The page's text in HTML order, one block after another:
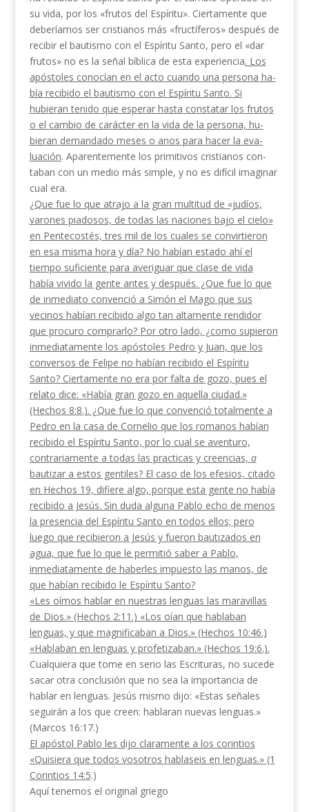
su vida, por los «frutos del Espíritu». Ciertamente que
deberíamos ser cristianos más «fructíferos» después de
re­cibir el bautismo con el Espíritu Santo, pero el «dar
frutos» no es la señal bíblica de esta experiencia. Los
apóstoles conocían en el acto cuando una persona ha­
bía recibido el bautismo con el Espíritu Santo. Si
hubieran tenido que esperar hasta constatar los frutos
o el cambio de carácter en la vida de la persona, hu­
bieran demandado meses o anos para hacer la eva­
luación. Aparentemente los primitivos cristianos con­
taban con un medio más simple, y no es difícil ima­ginar
cual era.
¿Que fue lo que atrajo a la gran multitud de «judíos,
varones piadosos, de todas las naciones bajo el cielo»
en Pentecostés, tres mil de los cuales se con­virtieron
en esa misma hora y día? No habían estado ahí el
tiempo suficiente para averiguar que clase de vida
había vivido la gente antes y después. ¿Que fue lo que
de inmediato convenció a Simón el Mago que sus
vecinos habían recibido algo tan altamente ren­didor
que procuro comprarlo? Por otro lado, ¿como supieron
inmediatamente los apóstoles Pedro y Juan, que los
conversos de Felipe no habían recibido el Espíritu
Santo? Ciertamente no era por falta de gozo, pues el
relato dice: «Había gran gozo en aquella ciu­dad.»
(Hechos 8:8.). ¿Que fue lo que convenció to­talmente a
Pedro en la casa de Cornelio que los roma­nos habían
recibido el Espíritu Santo, por lo cual se aventuro,
contrariamente a todas las practicas y creencias, a
bautizar a estos gentiles? El caso de los efesios, citado
en Hechos 19, difiere algo, porque esta gente no había
recibido a Jesús. Sin duda alguna Pablo echo de menos
la presencia del Espíritu Santo en todos ellos; pero
luego que recibieron a Jesús y fueron bautizados en
agua, que fue lo que le permitió saber a Pablo,
inmediatamente de haberles im­puesto las manos, de
que habían recibido le Espíritu Santo?
«Les oímos hablar en nuestras lenguas las mara­villas
de Dios.» (Hechos 2:11.) «Los oían que habla­ban
lenguas, y que magnificaban a Dios.» (Hechos 10:46.)
«Hablaban en lenguas y profetizaban.» (He­chos 19:6.).
Cualquiera que tome en serio las Escrituras, no sucede
sacar otra conclusión que no sea la importan­cia de
hablar en lenguas. Jesús mismo dijo: «Estas señales
seguirán a los que creen: hablaran nue­vas lenguas.»
(Marcos 16:17.)
El apóstol Pablo les dijo claramente a los corintios
«Quisiera que todos vosotros hablaseis en lenguas.» (1
Corintios 14:5.)
Aquí tenemos el original griego